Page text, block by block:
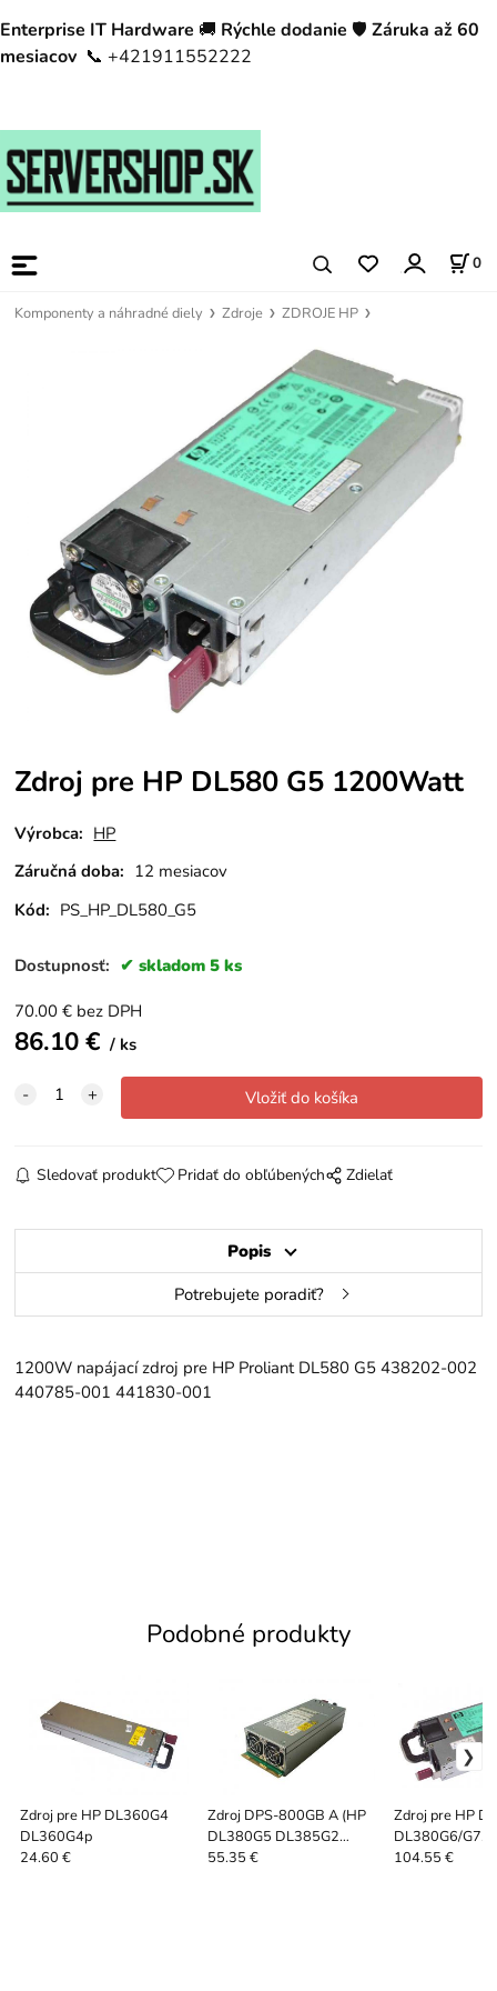
Enterprise IT Hardware 🚚 Rýchle dodanie 🛡️ Záruka až 60
mesiacov 📞 +421911552222
0
Komponenty a náhradné diely Zdroje ZDROJE HP
Zdroj pre HP DL580 G5 1200Watt
Výrobca: HP
Záručná doba: 12 mesiacov
Kód: PS_HP_DL580_G5
Dostupnosť: skladom 5 ks
70.00 € bez DPH
86.10€ ks
Sledovať produkt Pridať do obľúbených Zdielať
Popis
Potrebujete poradiť?
1200W napájací zdroj pre HP Proliant DL580 G5 438202-002
440785-001 441830-001
Podobné produkty
Zdroj pre HP DL360G4
DL360G4p
24.60 €
Zdroj DPS-800GB A (HP
DL380G5 DL385G2
DL385G5 ML350G5
55.35 €
Zdroj pre HP
DL380G6/G7
DL385G6/G7
104.55 €